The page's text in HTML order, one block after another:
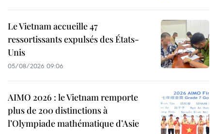
Le Vietnam accueille 47
ressortissants expulsés des États-
Unis
05/08/2026 09:06
AIMO 2026 : le Vietnam remporte
plus de 200 distinctions à
l’Olympiade mathématique d’Asie